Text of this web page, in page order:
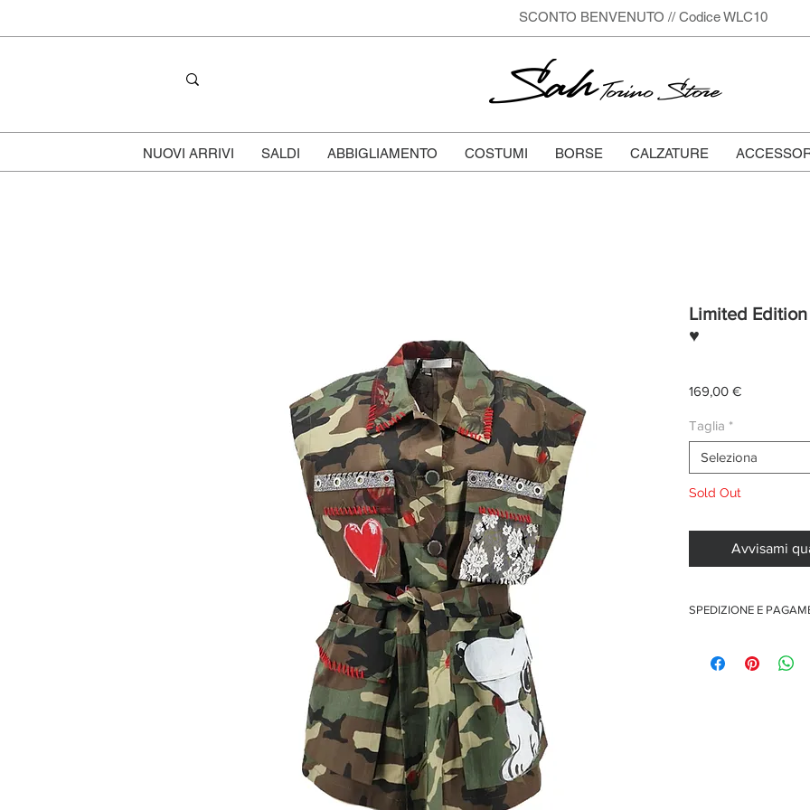
SCONTO BENVENUTO // Codice WLC10
SahTorino Store
NUOVI ARRIVI SALDI ABBIGLIAMENTO COSTUMI BORSE CALZATURE
Limited
♥
169,00 €Prezzo
Taglia *
Seleziona
Sold Out
Avvisami
SPEDIZIONE E
Pagamenti sicuri con